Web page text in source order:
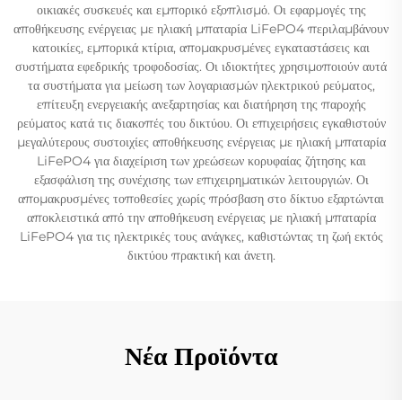
οικιακές συσκευές και εμπορικό εξοπλισμό. Οι εφαρμογές της
αποθήκευσης ενέργειας με ηλιακή μπαταρία LiFePO4 περιλαμβάνουν
κατοικίες, εμπορικά κτίρια, απομακρυσμένες εγκαταστάσεις και
συστήματα εφεδρικής τροφοδοσίας. Οι ιδιοκτήτες χρησιμοποιούν αυτά
τα συστήματα για μείωση των λογαριασμών ηλεκτρικού ρεύματος,
επίτευξη ενεργειακής ανεξαρτησίας και διατήρηση της παροχής
ρεύματος κατά τις διακοπές του δικτύου. Οι επιχειρήσεις εγκαθιστούν
μεγαλύτερους συστοιχίες αποθήκευσης ενέργειας με ηλιακή μπαταρία
LiFePO4 για διαχείριση των χρεώσεων κορυφαίας ζήτησης και
εξασφάλιση της συνέχισης των επιχειρηματικών λειτουργιών. Οι
απομακρυσμένες τοποθεσίες χωρίς πρόσβαση στο δίκτυο εξαρτώνται
αποκλειστικά από την αποθήκευση ενέργειας με ηλιακή μπαταρία
LiFePO4 για τις ηλεκτρικές τους ανάγκες, καθιστώντας τη ζωή εκτός
δικτύου πρακτική και άνετη.
Νέα Προϊόντα